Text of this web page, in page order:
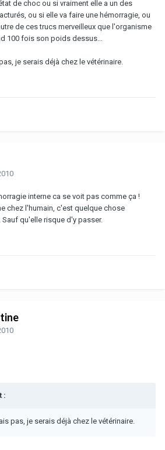
de choc ou si vraiment elle a un des
ou si elle va faire une hémorragie, ou
de ces trucs merveilleux que l'organisme
100 fois son poids dessus...
je serais déjà chez le vétérinaire.
interne ca se voit pas comme ça !
chez l'humain, c'est quelque chose
qu'elle risque d'y passer.
:
pas, je serais déjà chez le vétérinaire.